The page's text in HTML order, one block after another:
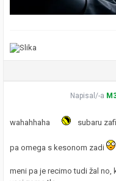
Napisal/-a
wahahhaha subaru
pa omega s kesonom zadi
meni pa je recimo tudi žal